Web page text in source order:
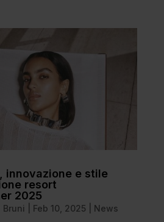
innovazione e stile
resort
2025
Bruni Feb 10, 2025
News